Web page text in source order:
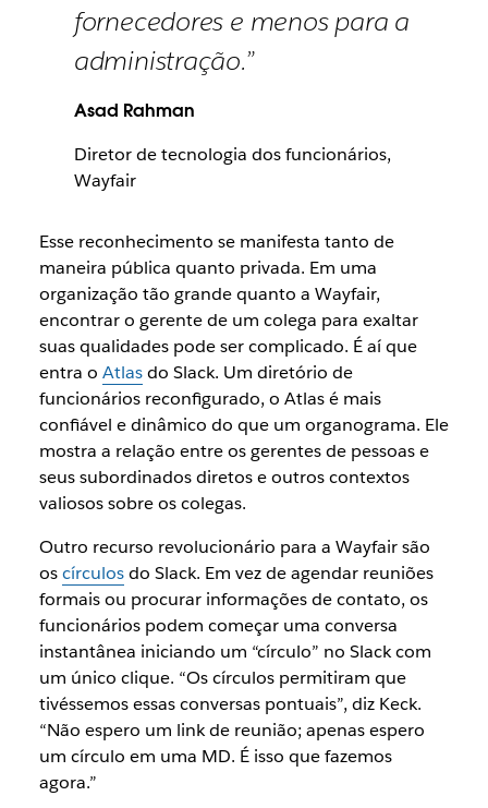
fornecedores e menos para a
administração.”
Asad Rahman
Diretor de tecnologia dos funcionários,
Wayfair
Esse reconhecimento se manifesta tanto de
maneira pública quanto privada. Em uma
organização tão grande quanto a Wayfair,
encontrar o gerente de um colega para exaltar
suas qualidades pode ser complicado. É aí que
entra o Atlasdo Slack. Um diretório de
funcionários reconfigurado, o Atlas é mais
confiável e dinâmico do que um organograma. Ele
mostra a relação entre os gerentes de pessoas e
seus subordinados diretos e outros contextos
valiosos sobre os colegas.
Outro recurso revolucionário para a Wayfair são
oscírculosdo Slack. Em vez de agendar reuniões
formais ou procurar informações de contato, os
funcionários podem começar uma conversa
instantânea iniciando um “círculo” no Slack com
um único clique. “Os círculos permitiram que
tivéssemos essas conversas pontuais”, diz Keck.
“Não espero um link de reunião; apenas espero
um círculo em uma MD. É isso que fazemos
agora.”